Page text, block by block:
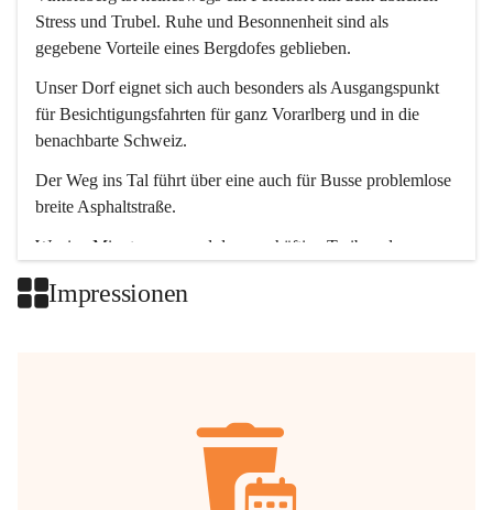
Stress und Trubel. Ruhe und Besonnenheit sind als
gegebene Vorteile eines Bergdofes geblieben.
Unser Dorf eignet sich auch besonders als Ausgangspunkt
für Besichtigungsfahrten für ganz Vorarlberg und in die
benachbarte Schweiz.
Der Weg ins Tal führt über eine auch für Busse problemlose
breite Asphaltstraße.
Wenige Minuten nur, und das geschäftige Treiben der
Impressionen